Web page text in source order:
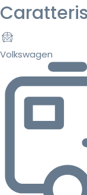
Volkswagen